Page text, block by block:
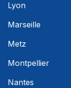
Lyon
Marseille
Metz
Montpellier
Nantes